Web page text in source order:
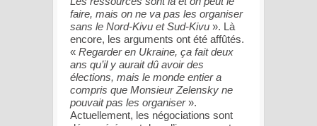
faire, mais on ne va pas les organiser
sans le Nord-Kivu et Sud-Kivu ». Là
encore, les arguments ont été affûtés.
« Regarder en Ukraine, ça fait deux
ans qu’il y aurait dû avoir des
élections, mais le monde entier a
compris que Monsieur Zelensky ne
pouvait pas les organiser».
Actuellement, les négociations sont